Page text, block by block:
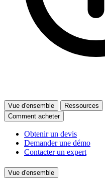
Vue d'ensemble Ressources
Comment acheter
Obtenir un devis
Demander une démo
Contacter un expert
Vue d'ensemble